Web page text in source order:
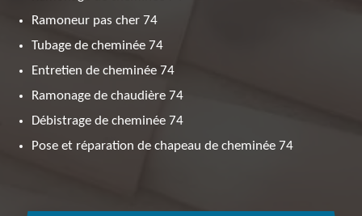
Ramoneur pas cher 74
Tubage de cheminée 74
Entretien de cheminée 74
Ramonage de chaudière 74
Débistrage de cheminée 74
Pose et réparation de chapeau de cheminée 74